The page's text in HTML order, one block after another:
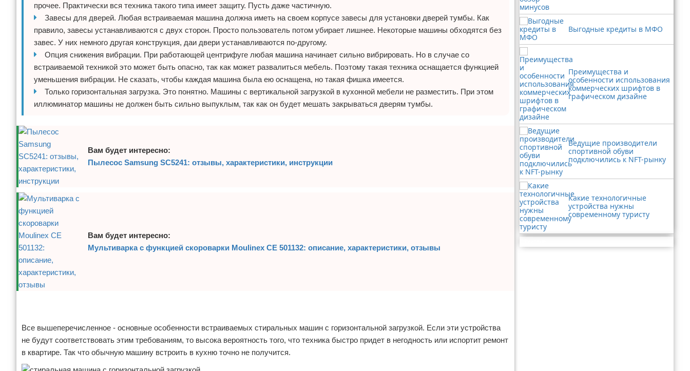
прочее. Практически вся техника такого типа имеет защиту. Пусть даже частичную.
Завесы для дверей. Любая встраиваемая машина должна иметь на своем корпусе завесы для установки дверей тумбы. Как
правило, завесы устанавливаются с двух сторон. Просто пользователь потом убирает лишнее. Некоторые машины обходятся без
завес. У них немного другая конструкция, даи двери устанавливаются по-другому.
Опция снижения вибрации. При работающей центрифуге любая машина начинает сильно вибрировать. Но в случае со
встраиваемой техникой это может быть опасно, так как может развалиться мебель. Поэтому такая техника оснащается функцией
уменьшения вибрации. Не сказать, чтобы каждая машина была ею оснащена, но такая фишка имеется.
Только горизонтальная загрузка. Это понятно. Машины с вертикальной загрузкой в кухонной мебели не разместить. При этом
иллюминатор машины не должен быть сильно выпуклым, так как он будет мешать закрываться дверям тумбы.
Вам будет интересно:
Пылесос Samsung SC5241: отзывы, характеристики, инструкции
Вам будет интересно:
Мультиварка с функцией скороварки Moulinex CE 501132: описание, характеристики, отзывы
Все вышеперечисленное - основные особенности встраиваемых стиральных машин с горизонтальной загрузкой. Если эти устройства
не будут соответствовать этим требованиям, то высока вероятность того, что техника быстро придет в негодность или испортит ремонт
в квартире. Так что обычную машину встроить в кухню точно не получится.
Выгодные кредиты в МФО
Преимущества и
особенности использования
коммерческих шрифтов в
графическом дизайне
Ведущие производители
спортивной обуви
подключились к NFT-рынку
Какие технологичные
устройства нужны
современному туристу